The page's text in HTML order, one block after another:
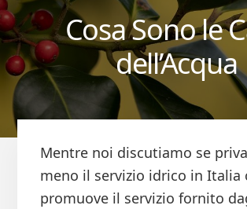
Giovani
Cosa Sono le
dell’Acqua
Mentre noi discutiamo se
meno il servizio idrico in Italia
promuove il servizio fornito